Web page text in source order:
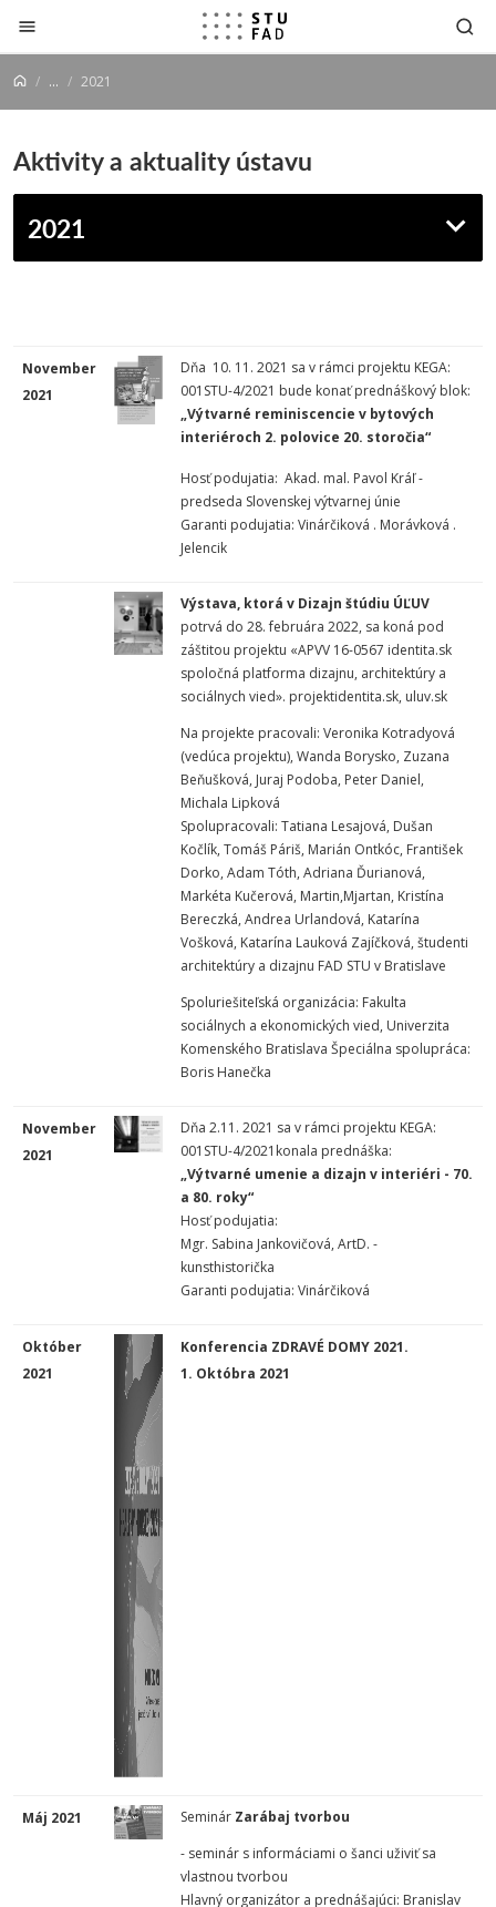
Prejsť na obsah
... 2021
Aktivity a aktuality ústavu
2021
November
2021
Dňa 10. 11. 2021 sa v rámci projektu KEGA:
001STU-4/2021 bude konať prednáškový blok:
„Výtvarné reminiscencie v bytových
interiéroch 2. polovice 20. storočia“
Hosť podujatia: Akad. mal. Pavol Kráľ -
predseda Slovenskej výtvarnej únie
Garanti podujatia: Vinárčiková . Morávková .
Jelencik
Výstava, ktorá v Dizajn štúdiu ÚĽUV
potrvá do 28. februára 2022, sa koná pod
záštitou projektu «APVV 16-0567 identita.sk
spoločná platforma dizajnu, architektúry a
sociálnych vied». projektidentita.sk, uluv.sk
Na projekte pracovali: Veronika Kotradyová
(vedúca projektu), Wanda Borysko, Zuzana
Beňušková, Juraj Podoba, Peter Daniel,
Michala Lipková
Spolupracovali: Tatiana Lesajová, Dušan
Kočlík, Tomáš Páriš, Marián Ontkóc, František
Dorko, Adam Tóth, Adriana Ďurianová,
Markéta Kučerová, Martin,Mjartan, Kristína
Bereczká, Andrea Urlandová, Katarína
Vošková, Katarína Lauková Zajíčková, študenti
architektúry a dizajnu FAD STU v Bratislave
Spoluriešiteľská organizácia: Fakulta
sociálnych a ekonomických vied, Univerzita
Komenského Bratislava Špeciálna spolupráca:
Boris Hanečka
November
2021
Dňa 2.11. 2021 sa v rámci projektu KEGA:
001STU-4/2021konala prednáška:
„Výtvarné umenie a dizajn v interiéri - 70.
a 80. roky“
Hosť podujatia:
Mgr. Sabina Jankovičová, ArtD. -
kunsthistorička
Garanti podujatia: Vinárčiková
Október
2021
Konferencia ZDRAVÉ DOMY 2021.
1. Októbra 2021
Máj 2021 Seminár Zarábaj tvorbou
- seminár s informáciami o šanci uživiť sa
vlastnou tvorbou
Hlavný organizátor a prednášajúci: Branislav